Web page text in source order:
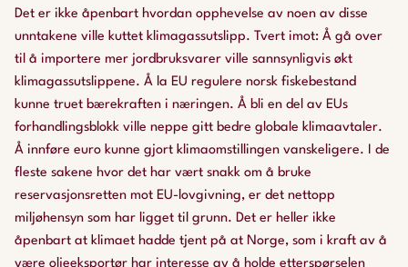
Det er ikke åpenbart hvordan opphevelse av noen av disse
unntakene ville kuttet klimagassutslipp. Tvert imot: Å gå over
til å importere mer jordbruksvarer ville sannsynligvis økt
klimagassutslippene. Å la EU regulere norsk fiskebestand
kunne truet bærekraften i næringen. Å bli en del av EUs
forhandlingsblokk ville neppe gitt bedre globale klimaavtaler.
Å innføre euro kunne gjort klimaomstillingen vanskeligere. I de
fleste sakene hvor det har vært snakk om å bruke
reservasjonsretten mot EU-lovgivning, er det nettopp
miljøhensyn som har ligget til grunn. Det er heller ikke
åpenbart at klimaet hadde tjent på at Norge, som i kraft av å
være oljeeksportør har interesse av å holde etterspørselen